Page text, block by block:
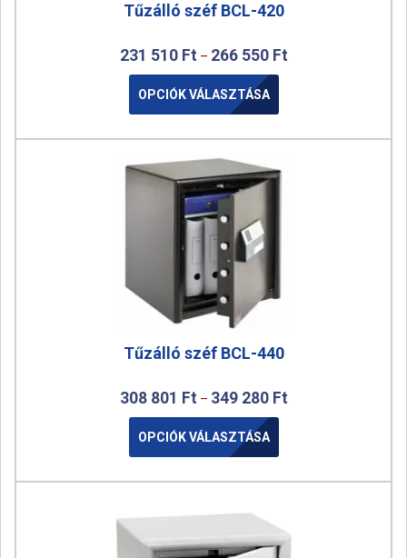
Tűzálló széf BCL-420
231 510 Ft – 266 550 Ft
OPCIÓK VÁLASZTÁSA
Tűzálló széf BCL-440
308 801 Ft – 349 280 Ft
OPCIÓK VÁLASZTÁSA